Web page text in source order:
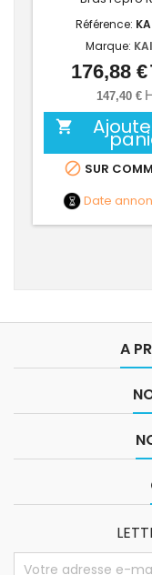
Référence:
Marque:
Prix
176,88 €
147,40 €

 SUR
Date
A